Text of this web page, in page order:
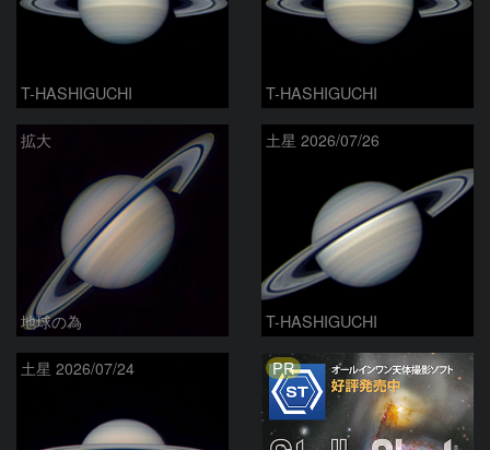
T-HASHIGUCHI T-HASHIGUCHI
拡大
地球の為
土星 2026/07/26
T-HASHIGUCHI
土星 2026/07/24 PR